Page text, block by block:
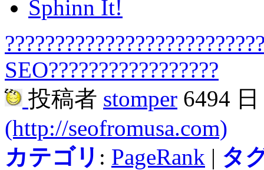
Sphinn It!
SEO?????????????????
投稿者 stomper 6494
(http://seofromusa.com)
カテゴリ : PageRank | タ